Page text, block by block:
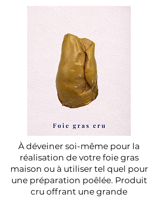
À déveiner soi-même pour la
réalisation de votre foie gras
maison ou à utiliser tel quel pour
une préparation poêlée. Produit
cru offrant une grande